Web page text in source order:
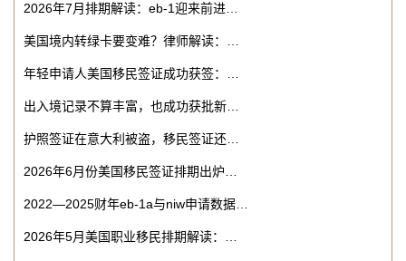
2026年7月排期解读：eb-1迎来前进…
美国境内转绿卡要变难？律师解读：…
年轻申请人美国移民签证成功获签：…
出入境记录不算丰富，也成功获批新…
护照签证在意大利被盗，移民签证还…
2026年6月份美国移民签证排期出炉…
2022—2025财年eb-1a与niw申请数据…
2026年5月美国职业移民排期解读：…